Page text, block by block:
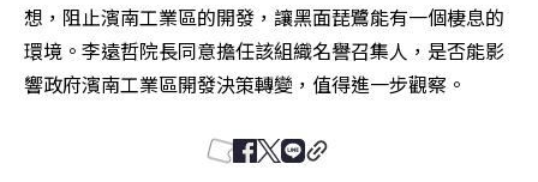
想，阻止濱南工業區的開發，讓黑面琵鷺能有一個棲息的
環境。李遠哲院長同意擔任該組織名譽召集人，是否能影
響政府濱南工業區開發決策轉變，值得進一步觀察。